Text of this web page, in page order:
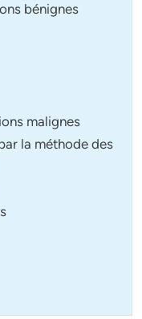
bénignes
malignes
la méthode des